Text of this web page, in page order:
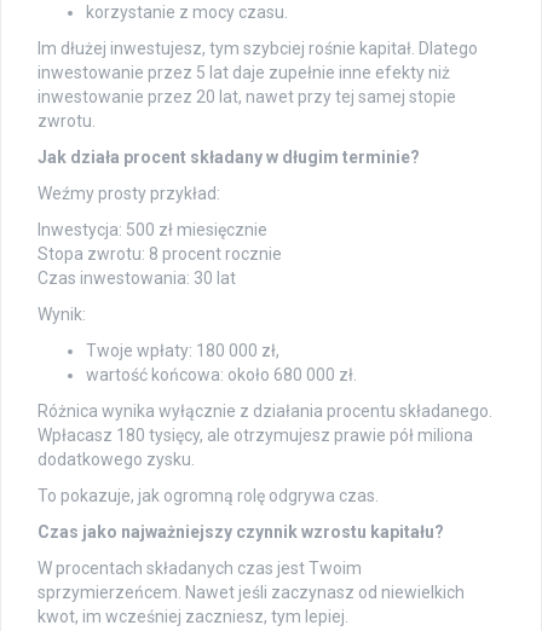
korzystanie z mocy czasu.
Im dłużej inwestujesz, tym szybciej rośnie kapitał. Dlatego
inwestowanie przez 5 lat daje zupełnie inne efekty niż
inwestowanie przez 20 lat, nawet przy tej samej stopie
zwrotu.
Jak działa procent składany w długim terminie?
Weźmy prosty przykład:
Inwestycja: 500 zł miesięcznie
Stopa zwrotu: 8 procent rocznie
Czas inwestowania: 30 lat
Wynik:
Twoje wpłaty: 180 000 zł,
wartość końcowa: około 680 000 zł.
Różnica wynika wyłącznie z działania procentu składanego.
Wpłacasz 180 tysięcy, ale otrzymujesz prawie pół miliona
dodatkowego zysku.
To pokazuje, jak ogromną rolę odgrywa czas.
Czas jako najważniejszy czynnik wzrostu kapitału?
W procentach składanych czas jest Twoim
sprzymierzeńcem. Nawet jeśli zaczynasz od niewielkich
kwot, im wcześniej zaczniesz, tym lepiej.